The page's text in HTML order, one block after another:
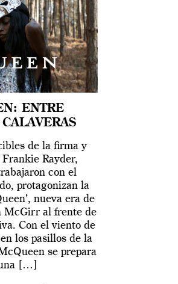
ENTRE
de la firma y
Rayder,
con el
protagonizan la
nueva era de
McGirr al frente de
Con el viento de
los pasillos de la
se prepara
[…]